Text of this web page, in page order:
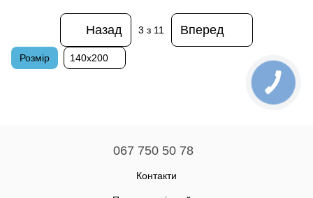
Назад 3 з 11 Вперед
Розмір 140x200
067 750 50 78
Контакти